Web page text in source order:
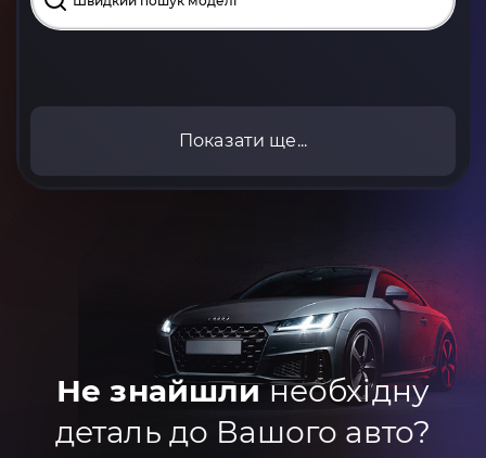
Показати ще...
Не знайшлинеобхідну
деталь до Вашого авто?